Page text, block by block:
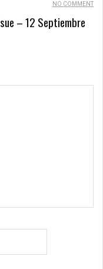
NO COMMENT
– 12 Septiembre